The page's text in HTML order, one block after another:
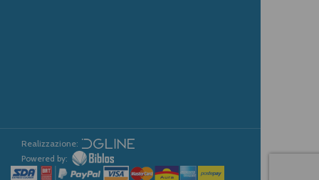
Realizzazione:
Powered by: